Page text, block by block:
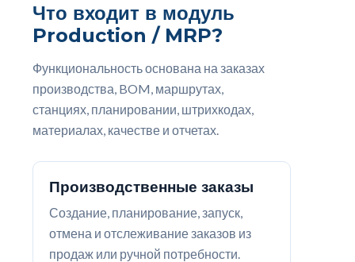
Что входит в модуль
Production / MRP?
Функциональность основана на заказах
производства, BOM, маршрутах,
станциях, планировании, штрихкодах,
материалах, качестве и отчетах.
Производственные заказы
Создание, планирование, запуск,
отмена и отслеживание заказов из
продаж или ручной потребности.